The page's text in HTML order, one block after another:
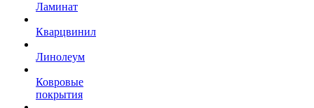
Ламинат
Кварцвинил
Линолеум
Ковровые
покрытия